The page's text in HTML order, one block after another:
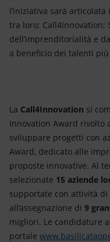
l’iniziativa sarà
tra loro: Call4Innovation;
dell’imprenditorialità e
a beneficio dei talenti
La Call4Innovation si
Innovation Award rivolto
sviluppare progetti con
Award, dedicato alle
proposte innovative. Al
selezionate 15 aziende
supportate con attività
all’assegnazione di 9
migliori. Le candidature
portale